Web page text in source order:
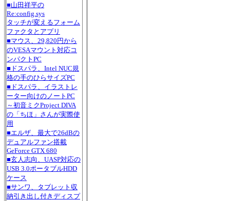
■山田祥平の
Re:config.sys
タッチが変えるフォーム
ファクタとアプリ
■マウス、29,820円から
のVESAマウント対応コ
ンパクトPC
■ドスパラ、Intel NUC規
格の手のひらサイズPC
■ドスパラ、イラストレ
ーター向けのノートPC
～初音ミクProject DIVA
の「ちほ」さんが実際使
用
■エルザ、最大で26dBの
デュアルファン搭載
GeForce GTX 680
■玄人志向、UASP対応の
USB 3.0ポータブルHDD
ケース
■サンワ、タブレット収
納引き出し付きディスプ